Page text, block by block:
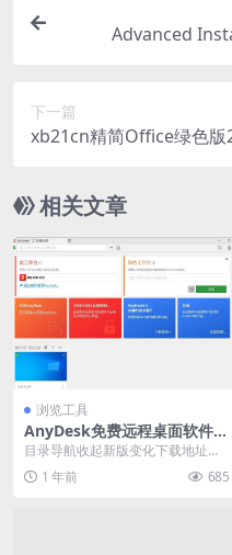
Advanced
下一篇
xb21cn精简Office绿色版
相关文章
浏览工具
AnyDesk免费远程桌面软件的
远程控制软件_9.5.9.0 绿色便
携版
目录导航收起新版变化下载地址目
录导航收起新版变化下载地址虽然
QQ 拥有远程协助...
1 年前 685